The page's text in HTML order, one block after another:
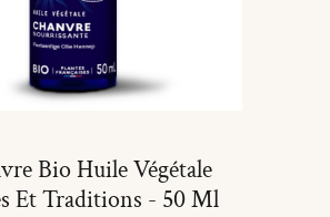
Bio Huile Végétale
Et Traditions - 50 Ml